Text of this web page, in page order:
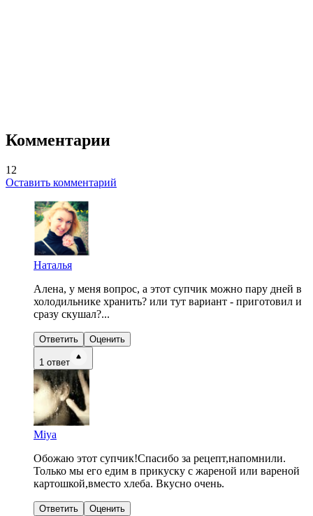
Комментарии
12
Оставить комментарий
Наталья
Алена, у меня вопрос, а этот супчик можно пару дней в
холодильнике хранить? или тут вариант - приготовил и
сразу скушал?...
Ответить Оценить
1 ответ
Miya
Обожаю этот супчик!Спасибо за рецепт,напомнили.
Только мы его едим в прикуску с жареной или вареной
картошкой,вместо хлеба. Вкусно очень.
Ответить Оценить